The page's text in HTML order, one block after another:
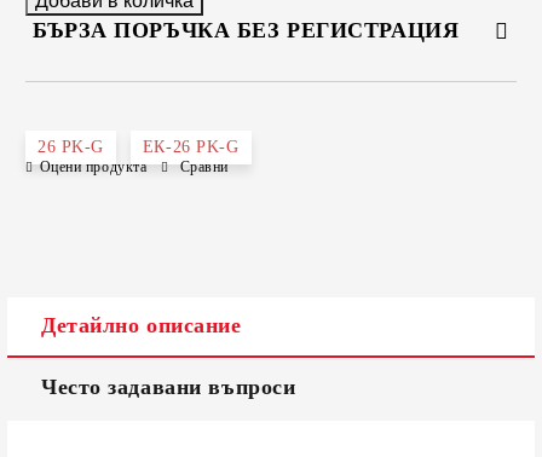
БЪРЗА ПОРЪЧКА БЕЗ РЕГИСТРАЦИЯ
26 PK-G ЕК-26 PK-G
Оцени продукта Сравни
Детайлно описание
Често задавани въпроси